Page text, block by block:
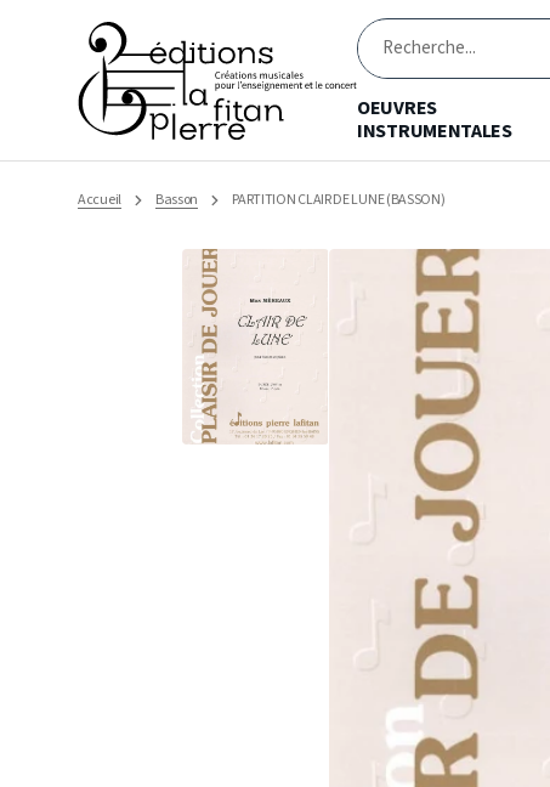
Recherche
OEUVRES
INSTRUMENTALES
Accueil Basson PARTITION CLAIR DE LUNE (BASSON)